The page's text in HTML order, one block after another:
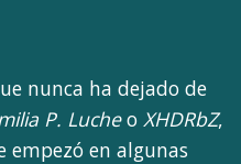
nunca ha dejado de
P. Lucheo XHDRbZ,
empezó en algunas